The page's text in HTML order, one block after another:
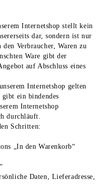
Internetshop stellt kein
dar, sondern ist nur
Verbraucher, Waren zu
Ware gibt der
auf Abschluss eines
Internetshop gelten
gibt ein bindendes
Internetshop
durchläuft.
Schritten:
„In den Warenkorb“
Daten, Lieferadresse,